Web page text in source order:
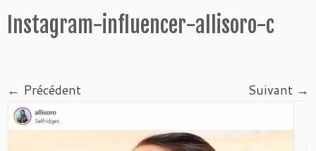
Instagram-influencer-allisoro-c
← Précédent Suivant →